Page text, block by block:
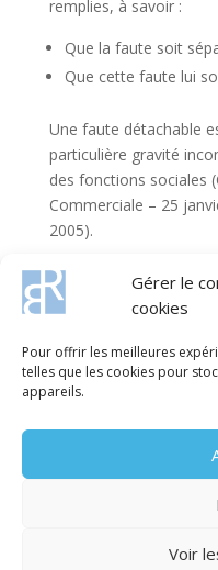
Gérer le
cookies
Pour offrir les meilleures
telles que les cookies pour
appareils.
Voir
remplies, à savoir :
Que la faute soit
Que cette faute lui
Une faute détachable
particulière gravité
des fonctions sociales
Commerciale – 25
2005).
A défaut d’établir
tiers ne peut obtenir
droits réservés.